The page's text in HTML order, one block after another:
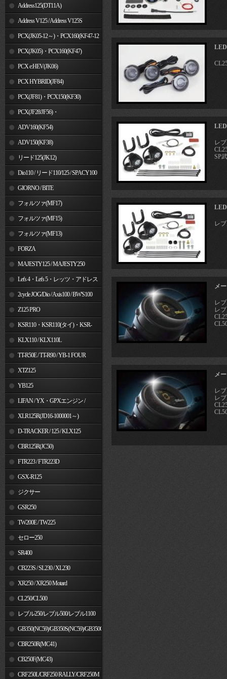
Address125(DT11A)
Address V125 / Address V125S
PCX(JK05-12～)・PCX160(KF47-12
～) PCX(JK05)・PCX160(KF47)
PCX e:HEV(JK06)
PCX HYBRID(JF84)
PCX(JF81)・PCX150(KF30)
PCX(JF28/JF56)・
PCX150(KF12/KF18)
ADV160(KF54)
ADV150(KF38)
リード125(JK12)
Dio110 / リード110/125 / SPACY100
GIORNO / BITE
フォルツァ(MF17)
フォルツァ(MF15)
フォルツァ(MF13)
FORZA
MAJESTY125 / MAJESTY250
Let's 4・Let's 5・レッツ・アドレス
V50 2cycle JOG/Dio / Axis100 / BW'S100
Z125 PRO
KSR110・KSR110(タイ)・KSR-
I/II・KSR PRO
KLX110 / KLX110L
TT-R50E / TT-R90 / YB-1 FOUR
XTZ125
YB125
LIFAN / YX・GPXエンジン /
JinchengXLR125R(JD16-1000001～)
D-TRACKER / 125 / KLX125
CBR125R(JC50)
FTR223 / FTR223D
GSX-R125
ジクサー
GSR250
TW200E / TW225
セロー250
SR400
CB223S / SL230 / XL230
XR250 / XR250 Motard
CL250/CL500
レブル250/レブル500/レブル1100
GB350(NC59)/GB350S(NC59)/GB350C(NC64)
CBR250R(MC41)
CB250F(MC43)
CRF250L/CRF250 RALLY/CRF250M
レ
SP
レ
メ
レ
レ
メ
レ
レ